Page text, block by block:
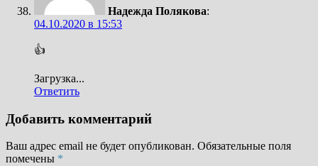
Надежда Полякова:
04.10.2020 в 15:53
👍
Загрузка...
Ответить
Добавить комментарий
Ваш адрес email не будет опубликован. Обязательные поля
помечены *